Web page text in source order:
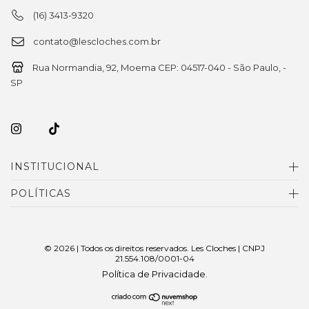
(16) 3413-9320
contato@lescloches.com.br
Rua Normandia, 92, Moema CEP: 04517-040 - São Paulo, -
SP
INSTITUCIONAL
POLÍTICAS
© 2026 | Todos os direitos reservados. Les Cloches | CNPJ
21.554.108/0001-04
Política de Privacidade